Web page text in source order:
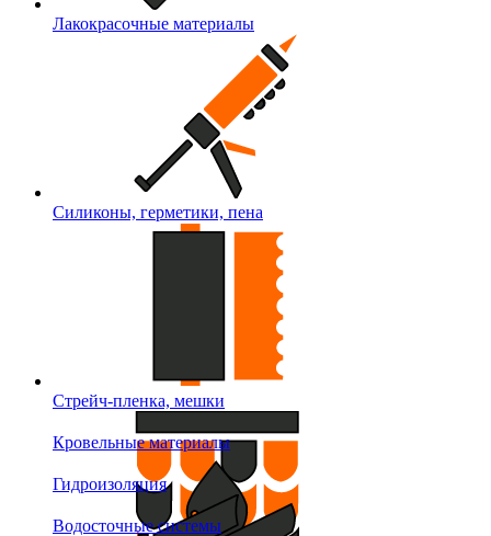
Лакокрасочные материалы
Силиконы, герметики, пена
Стрейч-пленка, мешки
Кровельные материалы
Гидроизоляция
Водосточные системы